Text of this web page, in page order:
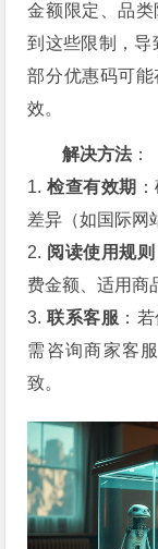
金额限定、品
到这些限制，导
部分优惠码可
效。
解决方法：
1. 检查有效期
差异（如国际网
2. 阅读使用规则
费金额、适用商
3. 联系客服 ：
需咨询商家客
致。